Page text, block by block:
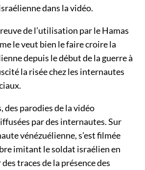
dans la vidéo.
de l’utilisation par le Hamas
le veut bien le faire croire la
depuis le début de la guerre à
la risée chez les internautes
des parodies de la vidéo
par des internautes. Sur
vénézuélienne, s’est filmée
imitant le soldat israélien en
traces de la présence des